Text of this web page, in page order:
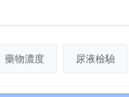
藥物濃度 尿液檢驗